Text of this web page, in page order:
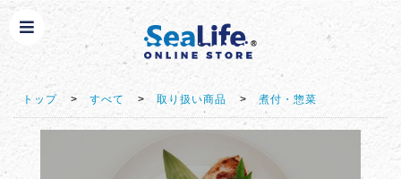
トップ > すべて > 取り扱い商品 > 煮付・惣菜